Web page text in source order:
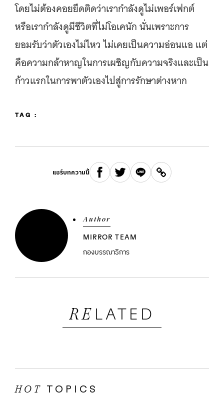
โดยไม่ต้องคอยยึดติดว่าเรากำลังดูไม่เพอร์เฟกต์
หรือเรากำลังดูมีชีวิตที่ไม่โอเคนัก นั่นเพราะการ
ยอมรับว่าตัวเองไม่ไหว ไม่เคยเป็นความอ่อนแอ แต่
คือความกล้าหาญในการเผชิญกับความจริงและเป็น
ก้าวแรกในการพาตัวเองไปสู่การรักษาต่างหาก
TAG :
แชร์บทความนี้
Author
MIRROR TEAM
กองบรรณาธิการ
RE LATED
HOT TOPICS